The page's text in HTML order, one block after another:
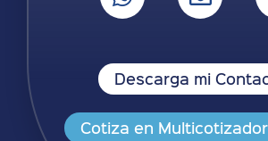
Descarga mi
Cotiza en